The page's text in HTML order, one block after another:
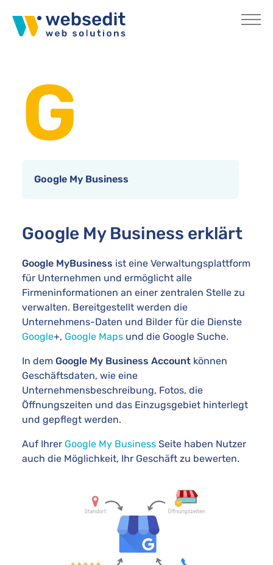
Home Internetlexikon
G
Google My Business
Google My Business erklärt
Google MyBusiness ist eine Verwaltungsplattform
für Unternehmen und ermöglicht alle
Firmeninformationen an einer zentralen Stelle zu
verwalten. Bereitgestellt werden die
Unternehmens-Daten und Bilder für die Dienste
Google+, Google Maps und die Google Suche.
In dem Google My Business Account können
Geschäftsdaten, wie eine
Unternehmensbeschreibung, Fotos, die
Öffnungszeiten und das Einzugsgebiet hinterlegt
und gepflegt werden.
Auf Ihrer Google My Business Seite haben Nutzer
auch die Möglichkeit, Ihr Geschäft zu bewerten.